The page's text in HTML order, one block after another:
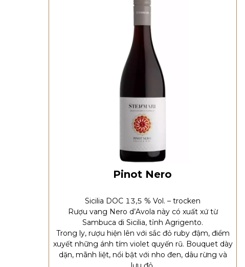
Pinot Nero
Sicilia DOC 13,5 % Vol. – trocken
Rượu vang Nero d’Avola này có xuất xứ từ
Sambuca di Sicilia, tỉnh Agrigento.
Trong ly, rượu hiện lên với sắc đỏ ruby đậm, điểm
xuyết những ánh tím violet quyến rũ. Bouquet dày
dặn, mãnh liệt, nổi bật với nho đen, dâu rừng và